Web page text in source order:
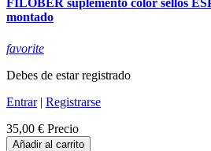
FILOBER suplemento color sellos
montado
favorite
Debes de estar registrado
Entrar| Registrarse
35,00 € Precio
Añadir al carrito